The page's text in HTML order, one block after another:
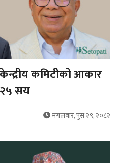
कमिटीको आकार
सय
मंगलबार, पुस २९, २०८२